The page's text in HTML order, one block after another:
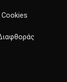
Cookies